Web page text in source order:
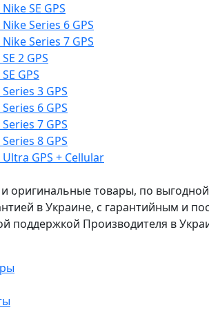
SE GPS
Series 6 GPS
Series 7 GPS
2 GPS
GPS
3 GPS
6 GPS
7 GPS
8 GPS
GPS + Cellular
оригинальные товары, по
в Украине, с гарантийным и
поддержкой Производителя в